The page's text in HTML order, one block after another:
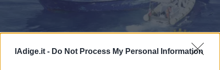
lAdige.it - Do Not Process My Personal Information
Radio
Dolomiti